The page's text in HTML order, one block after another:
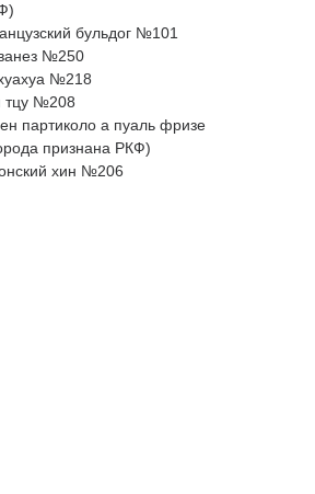
бульдог №101
№250
№218
тцу №208
партиколо а пуаль фризе
признана РКФ)
хин №206